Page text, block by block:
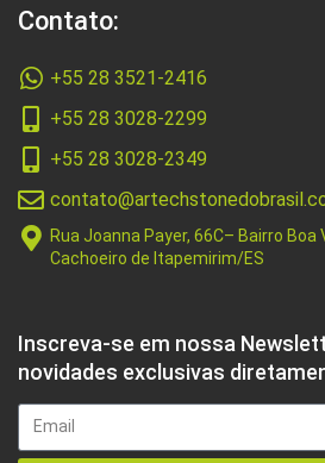
Contato:
+55 28 3521-2416
+55 28 3028-2299
+55 28 3028-2349
Rua Joanna Payer, 66C– Bairro
Cachoeiro de Itapemirim/ES
Inscreva-se em nossa
novidades exclusivas